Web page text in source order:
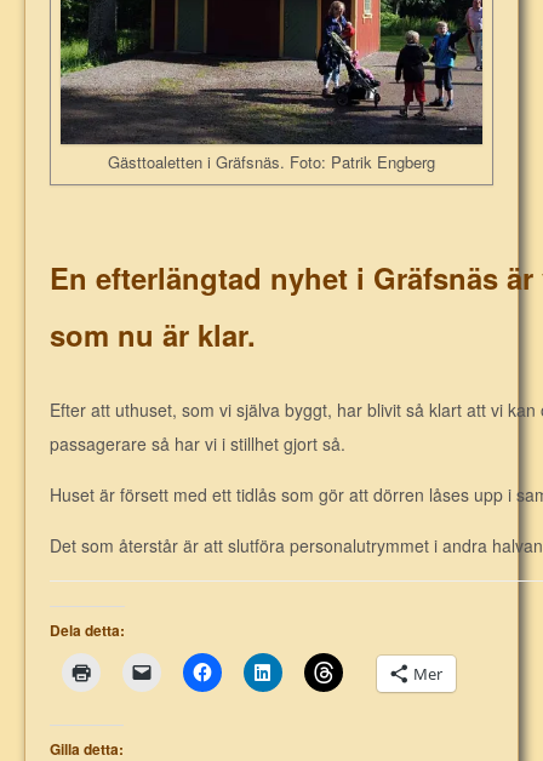
Gästtoaletten i Gräfsnäs. Foto: Patrik Engberg
En efterlängtad nyhet i Gräfsnäs
som nu är klar.
Efter att uthuset, som vi själva byggt, har blivit så klart att vi
passagerare så har vi i stillhet gjort så.
Huset är försett med ett tidlås som gör att dörren låses upp i
Det som återstår är att slutföra personalutrymmet i andra
Dela detta:
Mer
Gilla detta: